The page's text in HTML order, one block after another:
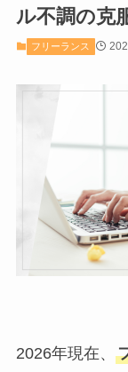
ル不調の克
フリーランス
2026年現在、